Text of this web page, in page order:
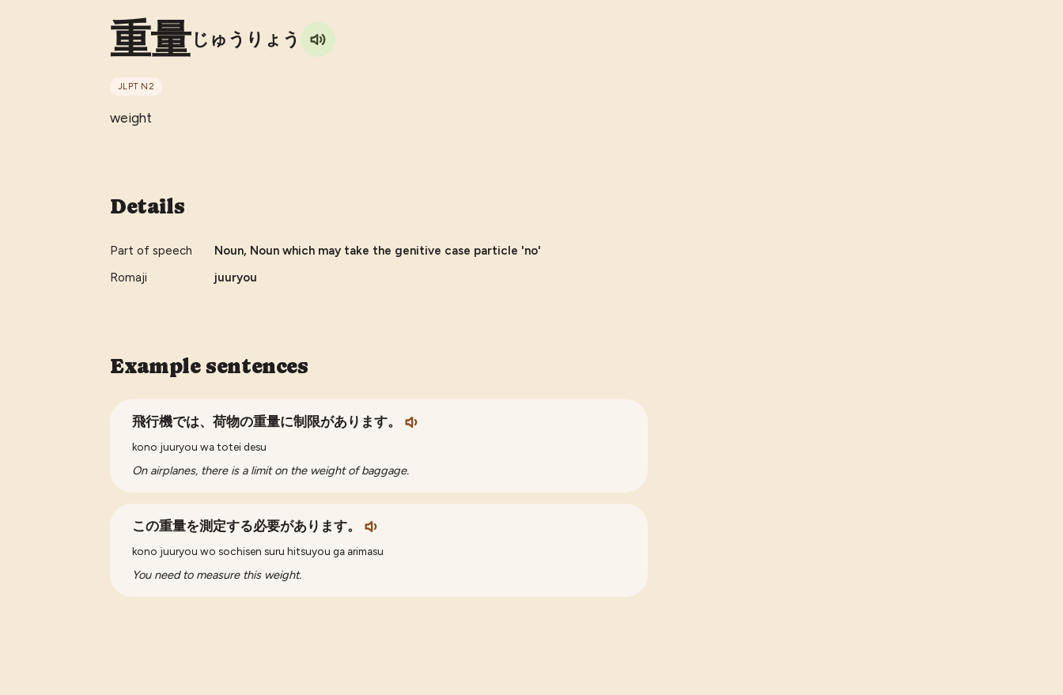
重量じゅうりょう
JLPT N2
weight
Details
Part of speech
Noun, Noun which may take the genitive case particle 'no'
Romaji
juuryou
Example sentences
飛行機では、荷物の重量に制限があります。
kono juuryou wa totei desu
On airplanes, there is a limit on the weight of baggage.
この重量を測定する必要があります。
kono juuryou wo sochisen suru hitsuyou ga arimasu
You need to measure this weight.